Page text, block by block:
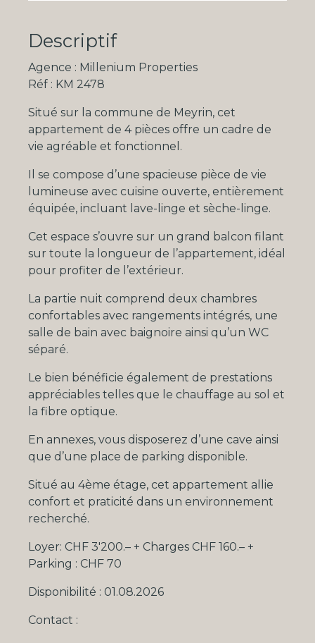
Descriptif
Agence : Millenium Properties
Réf : KM 2478
Situé sur la commune de Meyrin, cet
appartement de 4 pièces offre un cadre de
vie agréable et fonctionnel.
Il se compose d’une spacieuse pièce de vie
lumineuse avec cuisine ouverte, entièrement
équipée, incluant lave-linge et sèche-linge.
Cet espace s’ouvre sur un grand balcon filant
sur toute la longueur de l’appartement, idéal
pour profiter de l’extérieur.
La partie nuit comprend deux chambres
confortables avec rangements intégrés, une
salle de bain avec baignoire ainsi qu’un WC
séparé.
Le bien bénéficie également de prestations
appréciables telles que le chauffage au sol et
la fibre optique.
En annexes, vous disposerez d’une cave ainsi
que d’une place de parking disponible.
Situé au 4ème étage, cet appartement allie
confort et praticité dans un environnement
recherché.
Loyer: CHF 3'200.– + Charges CHF 160.– +
Parking : CHF 70
Disponibilité : 01.08.2026
Contact :